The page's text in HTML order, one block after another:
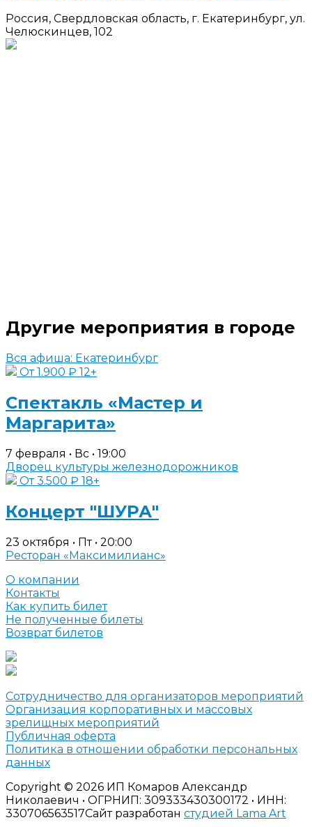
Россия, Свердловская область, г. Екатеринбург, ул.
Челюскинцев, 102
Другие мероприятия в городе
Вся афиша: Екатеринбург
От 1.900 ₽ 12+
Спектакль «Мастер и
Маргарита»
7 февраля • Вс • 19:00
Дворец культуры железнодорожников
От 3.500 ₽ 18+
Концерт "ШУРА"
23 октября • Пт • 20:00
Ресторан «Максимилианс»
О компании
Контакты
Как купить билет
Не полученные билеты
Возврат билетов
Сотрудничество для организаторов мероприятий
Организация корпоративных и массовых
зрелищных мероприятий
Публичная оферта
Политика в отношении обработки персональных
данных
Copyright © 2026 ИП Комаров Александр
Николаевич • ОГРНИП: 309333430300172 • ИНН:
330706563517Сайт разработан студией Lama Art